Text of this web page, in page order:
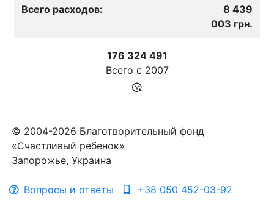
Всего расходов:
8 439
003 грн.
176 324 491
Всего с 2007
© 2004-2026 Благотворительный фонд
«Счастливый ребенок»
Запорожье, Украина
Вопросы и ответы
+38 050 452-03-92